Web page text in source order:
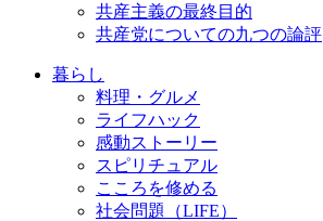
共産主義の最終目的
共産党についての九つの論評
暮らし
料理・グルメ
ライフハック
感動ストーリー
スピリチュアル
こころを修める
社会問題（LIFE）